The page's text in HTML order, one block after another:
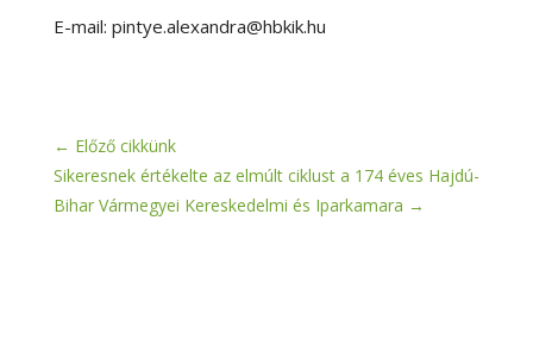
E-mail: pintye.alexandra@hbkik.hu
← Előző cikkünk
Sikeresnek értékelte az elmúlt ciklust a 174 éves Hajdú-
Bihar Vármegyei Kereskedelmi és Iparkamara →